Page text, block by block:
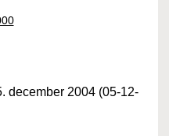
december 2004 (05-12-